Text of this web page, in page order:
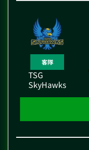
TSG
SkyHawks
客隊